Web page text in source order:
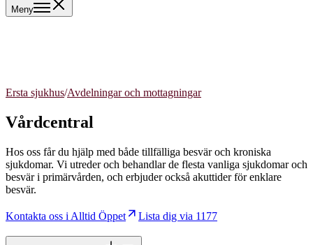
Meny
Ersta sjukhus/Avdelningar och mottagningar
Vårdcentral
Hos oss får du hjälp med både tillfälliga besvär och kroniska
sjukdomar. Vi utreder och behandlar de flesta vanliga sjukdomar och
besvär i primärvården, och erbjuder också akuttider för enklare
besvär.
Kontakta oss i Alltid Öppet Lista dig via 1177